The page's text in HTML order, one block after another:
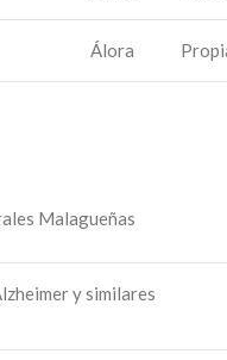
Álora
Malagueñas
y similares